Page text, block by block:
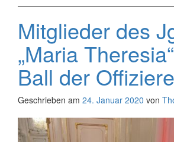
Mitglieder des
„Maria
Ball der
Geschrieben am 24. Januar 2020 von